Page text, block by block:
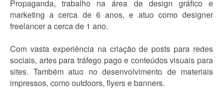
Propaganda, trabalho na área de design gráfico e
marketing a cerca de 6 anos, e atuo como designer
freelancer a cerca de 1 ano.
Com vasta experiência na criação de posts para redes
sociais, artes para tráfego pago e conteúdos visuais para
sites. Também atuo no desenvolvimento de materiais
impressos, como outdoors, flyers e banners.